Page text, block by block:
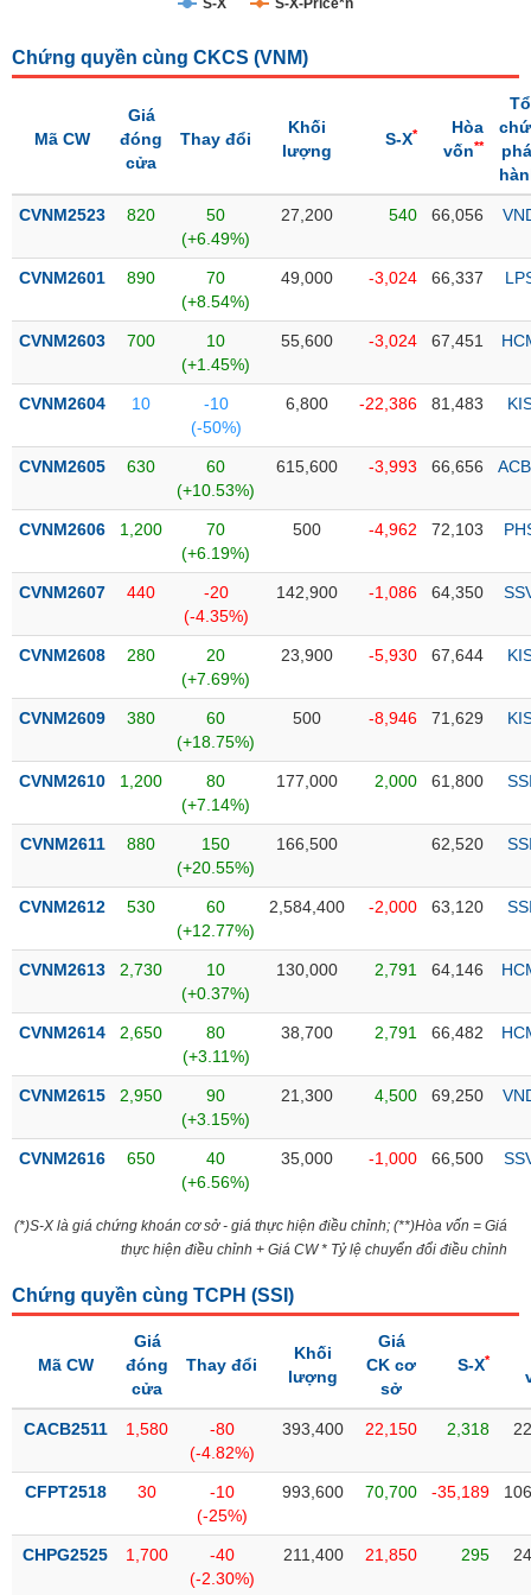
thái
thị
Niêm
Niêm
mới
yết
bổ
Hủy
yết
dõi
biệt
được
ký
Danh
ETF
phiếu
tiết
quan
dịch
chính
kỹ
Hồ
doanh
nghiệp
Tin
tức
kiện
S-X S-X-Price*n
Chứng quyền cùng CKCS (VNM)
Mã CW
Giá
đóng
cửa
Thay đổi
Khối
lượng
S-X*
Hòa
vốn**
Tổ
CVNM2523 820
50
(+6.49%)
27,200 540 66,056
CVNM2601 890
70
(+8.54%)
49,000 -3,024 66,337
CVNM2603 700
10
(+1.45%)
55,600 -3,024 67,451
CVNM2604 10
-10
(-50%)
6,800 -22,386 81,483
CVNM2605 630
60
(+10.53%)
615,600 -3,993 66,656
CVNM2606 1,200
70
(+6.19%)
500 -4,962 72,103
CVNM2607 440
-20
(-4.35%)
142,900 -1,086 64,350
CVNM2608 280
20
(+7.69%)
23,900 -5,930 67,644
CVNM2609 380
60
(+18.75%)
500 -8,946 71,629
CVNM2610 1,200
80
(+7.14%)
177,000 2,000 61,800
CVNM2611 880
150
(+20.55%)
166,500 62,520
CVNM2612 530
60
(+12.77%)
2,584,400 -2,000 63,120
CVNM2613 2,730
10
(+0.37%)
130,000 2,791 64,146
CVNM2614 2,650
80
(+3.11%)
38,700 2,791 66,482
CVNM2615 2,950
90
(+3.15%)
21,300 4,500 69,250
CVNM2616 650
40
(+6.56%)
35,000 -1,000 66,500
(*)S-X là giá chứng khoán cơ sở - giá thực hiện điều chỉnh; (**)Hòa vốn = Giá
thực hiện điều chỉnh + Giá CW * Tỷ lệ chuyển đổi điều chỉnh
Chứng quyền cùng TCPH (SSI )
Mã CW
Giá
đóng
cửa
Thay đổi
Khối
lượng
Giá
CK cơ
sở
S-X*
CACB2511 1,580
-80
(-4.82%)
393,400 22,150 2,318
CFPT2518 30
-10
(-25%)
993,600 70,700 -35,189
CHPG2525 1,700
-40
(-2.30%)
211,400 21,850 295
NGÀNH
NGHIỆP
PHIẾU
PHÁI
TRÁI
PHIẾU
CÔNG
CỤ
TƯ
DỮ
LIỆU
MỚI
Ngành
(-)
VS-
SECTOR
NĂNG
VẬT
LIỆU
CÔNG